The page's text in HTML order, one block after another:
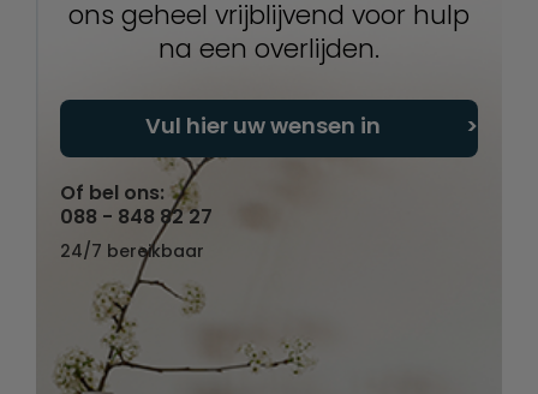
ons geheel vrijblijvend voor hulp
na een overlijden.
Vul hier uw wensen in
Of bel ons:
088 - 848 82 27
24/7 bereikbaar